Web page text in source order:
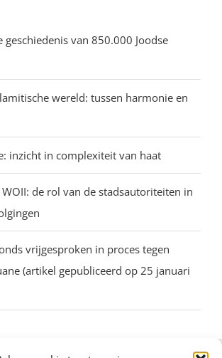
geschiedenis van 850.000 Joodse
wereld: tussen harmonie en
inzicht in complexiteit van haat
de rol van de stadsautoriteiten in
vrijgesproken in proces tegen
(artikel gepubliceerd op 25 januari